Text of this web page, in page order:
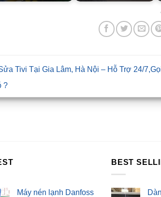
Tivi Tại Gia Lâm, Hà Nội – Hỗ Trợ 24/
?
Máy nén lạnh Danfoss
BEST